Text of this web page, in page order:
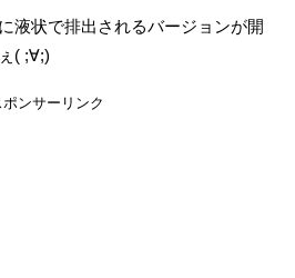
液状で排出されるバージョンが開
( ;∀;)
ポンサーリンク